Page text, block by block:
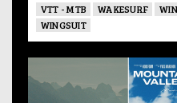
VTT - MTB
WAKESURF
WINGSUIT